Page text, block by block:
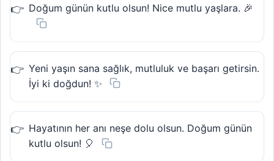
Doğum günün kutlu olsun! Nice mutlu yaşlara. 🎉
Yeni yaşın sana sağlık, mutluluk ve başarı getirsin.
İyi ki doğdun! ✨
Hayatının her anı neşe dolu olsun. Doğum günün
kutlu olsun! 🎈